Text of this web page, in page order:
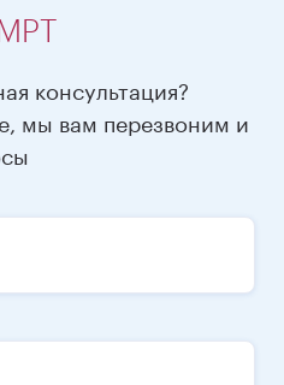
консультация?
мы вам перезвоним и